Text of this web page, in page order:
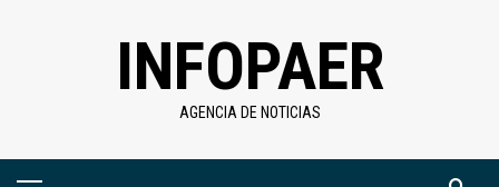
INFOPAER
AGENCIA DE NOTICIAS